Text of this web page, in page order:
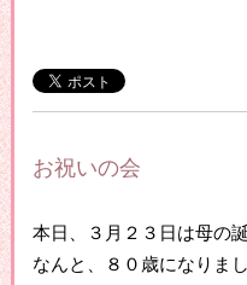
お祝いの会
本日、３月２３日は母の誕
なんと、８０歳になりま